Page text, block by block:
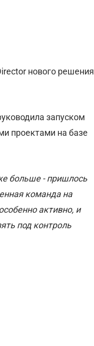
нового решения
запуском
проектами на базе
больше - пришлось
команда на
активно, и
под контроль